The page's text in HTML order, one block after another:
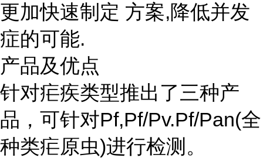
更加快速制定 方案,降低并发
症的可能.
产品及优点
针对疟疾类型推出了三种产
品，可针对Pf,Pf/Pv.Pf/Pan(全
种类疟原虫)进行检测。